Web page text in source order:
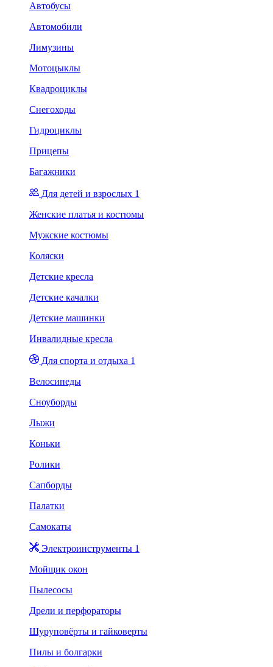
Автобусы
Автомобили
Лимузины
Мотоцыклы
Квадроциклы
Снегоходы
Гидроциклы
Прицепы
Багажники
Для детей и взрослых 1
Женские платья и костюмы
Мужские костюмы
Коляски
Детские кресла
Детские качалки
Детские машинки
Инвалидные кресла
Для спорта и отдыха 1
Велосипеды
Сноуборды
Лыжи
Коньки
Ролики
Сапборды
Палатки
Самокаты
Электроинструменты 1
Мойщик окон
Пылесосы
Дрели и перфораторы
Шуруповёрты и гайковерты
Пилы и болгарки